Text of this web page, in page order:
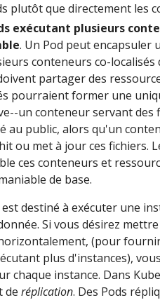
plutôt que directement les
exécutant plusieurs
. Un Pod peut encapsuler
conteneurs co-
partager des
pourraient former une
un conteneur servant des
au public, alors qu'un
ou met à jour ces fichiers.
ces conteneurs et
de base.
est destiné à exécuter une
Si vous désirez
(pour
plus d'instances),
chaque instance. Dans
de réplication. Des Pods